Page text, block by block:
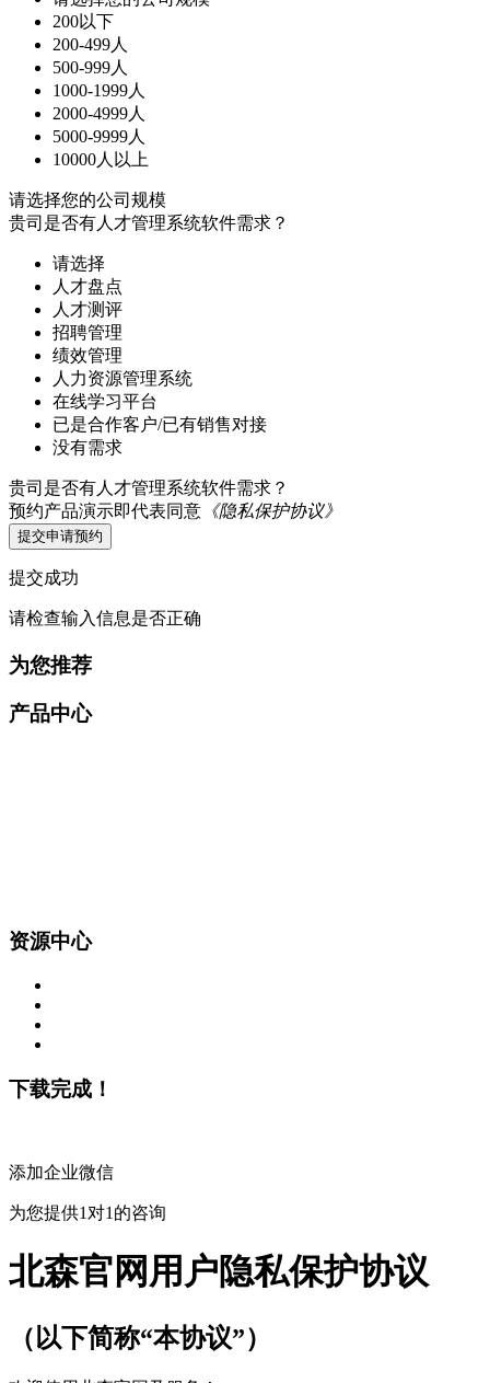
200以下
200-499人
500-999人
1000-1999人
2000-4999人
5000-9999人
10000人以上
请选择您的公司规模
贵司是否有人才管理系统软件需求？
请选择
人才盘点
人才测评
招聘管理
绩效管理
人力资源管理系统
在线学习平台
已是合作客户/已有销售对接
没有需求
贵司是否有人才管理系统软件需求？
预约产品演示即代表同意 《隐私保护协议》
提交申请预约
提交成功
请检查输入信息是否正确
为您推荐
产品中心
资源中心
下载完成！
添加企业微信
为您提供1对1的咨询
北森官网用户隐私保护协议
（以下简称“本协议”）